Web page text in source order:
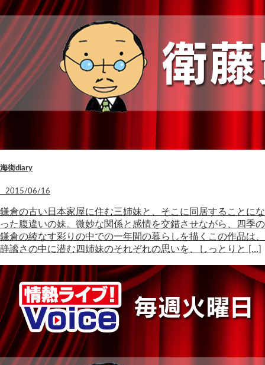
海街diary
2015/06/16
鎌倉の古い日本家屋に住む三姉妹と、そこに同居することにな
った腹違いの妹。微妙な関係と感情を交錯させながら、四季の
鎌倉の綾なす彩りの中での一年間の暮らしを描くこの作品は、
静謐さの中に潜む四姉妹のそれぞれの思いを、しっとりと […]